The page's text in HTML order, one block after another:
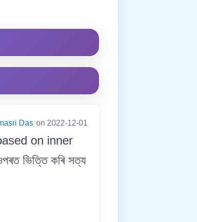
Das on 2022-12-01
on inner
ভিত্তি কৰি সত্য